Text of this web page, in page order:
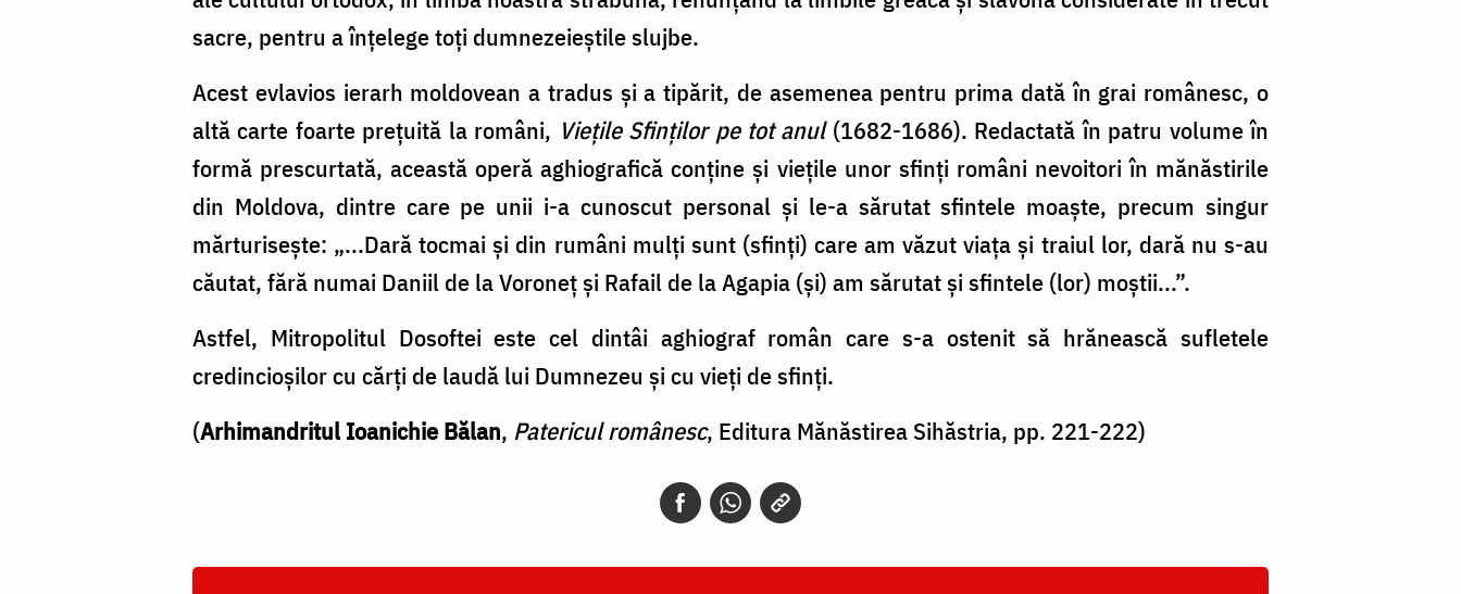
sacre, pentru a înţelege toţi dumnezeieştile slujbe.
Acest evlavios ierarh moldovean a tradus şi a tipărit, de asemenea pentru prima dată în grai românesc, o
altă carte foarte preţuită la români, Vieţile Sfinţilor pe tot anul(1682-1686). Redactată în patru volume în
formă prescurtată, această operă aghiografică conţine şi vieţile unor sfinţi români nevoitori în mănăstirile
din Moldova, dintre care pe unii i-a cunoscut personal şi le-a sărutat sfintele moaşte, precum singur
mărturiseşte: „...Dară tocmai şi din rumâni mulţi sunt (sfinţi) care am văzut viaţa şi traiul lor, dară nu s-au
căutat, fără numai Daniil de la Voroneţ şi Rafail de la Agapia (şi) am sărutat şi sfintele (lor) moştii...”.
Astfel, Mitropolitul Dosoftei este cel dintâi aghiograf român care s-a ostenit să hrănească sufletele
credincioşilor cu cărţi de laudă lui Dumnezeu şi cu vieţi de sfinţi.
(Arhimandritul Ioanichie Bălan, Patericul românesc, Editura Mănăstirea Sihăstria, pp. 221-222)